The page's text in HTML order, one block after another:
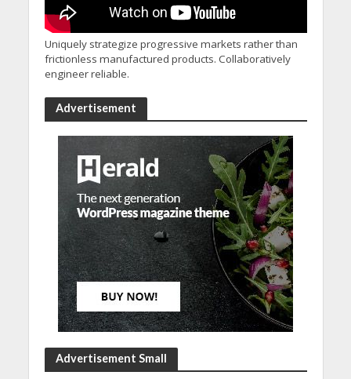
Uniquely strategize progressive markets rather than
frictionless manufactured products. Collaboratively
engineer reliable.
Advertisement
Advertisement Small